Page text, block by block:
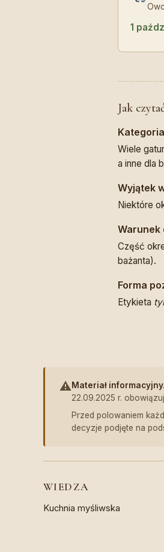
1
Jak
Wiele
a inne dla
Wyjątek
Niektóre
Warunek
Część
bażanta).
Forma
Etykieta
⚠️Materiał informacyjny.
22.09.2025 r.
Przed polowaniem
decyzje podjęte na
WIEDZA
Kuchnia myśliwska